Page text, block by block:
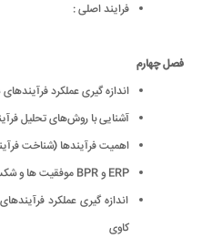
فرایند اصلی :
فصل چهارم
اندازه گیری عملکرد
آشنایی با روش‌های تحلیل
اهمیت فرآیندها (شناخت
ERP و BPR موفقیت ها و شکست ها
اندازه گیری عملکرد
کاوی